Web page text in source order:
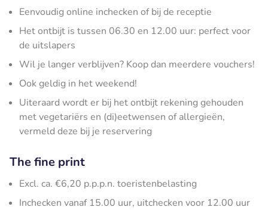
Eenvoudig online inchecken of bij de receptie
Het ontbijt is tussen 06.30 en 12.00 uur: perfect voor
de uitslapers
Wil je langer verblijven? Koop dan meerdere vouchers!
Ook geldig in het weekend!
Uiteraard wordt er bij het ontbijt rekening gehouden
met vegetariërs en (di)eetwensen of allergieën,
vermeld deze bij je reservering
The fine print
Excl. ca. €6,20 p.p.p.n. toeristenbelasting
Inchecken vanaf 15.00 uur, uitchecken voor 12.00 uur